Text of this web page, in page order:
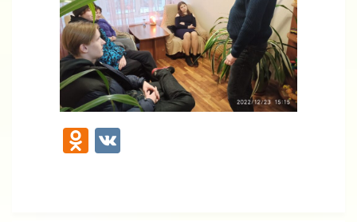
Odnoklassniki